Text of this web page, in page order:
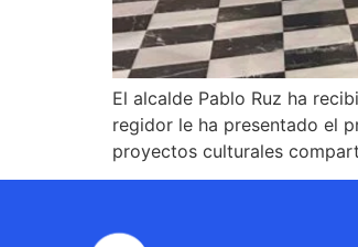
El alcalde Pablo Ruz ha
regidor le ha presentado el
proyectos culturales